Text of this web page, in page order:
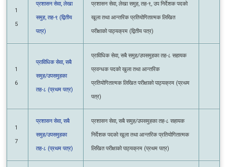
5
समुह, तह-९ (द्वितीय
पत्र)
खूला तथा आन्तरिक प्रतियोगितात्मक लिखित
परीक्षाको पाठ्यक्रम (द्वितीय पत्र)
6
समुह/उपसमुहका
तह-८ (प्रथम पत्र)
प्राविधिक सेवा, सबै समुह/उपसमुहका तह-८ सहायक
प्रवन्धक पदको खुला तथा आन्तरिक
प्रतियोगितात्मक लिखित परीक्षाको पाठ्यक्रम
(प्रथम पत्र)
7
प्रशासन सेवा, सबै
समुह/उपसमुहका
तह-८ (प्रथम पत्र)
प्रशासन सेवा, सबै समुह/उपसमुहका तह-८ सहायक
निर्देशक पदको खूला तथा आन्तरिक प्रतियोगितात्मक
लिखित परीक्षाको पाठ्यक्रम (प्रथम पत्र)
प्राविधिक सेवा, प्राविधिक सेवा, इलेक्ट्रिकल समुह/उपसमुह, तह-८,